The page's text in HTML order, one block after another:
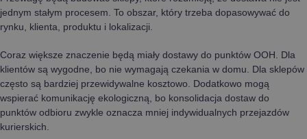
jednym stałym procesem. To obszar, który trzeba dopasowywać do
rynku, klienta, produktu i lokalizacji.
Coraz większe znaczenie będą miały dostawy do punktów OOH. Dla
klientów są wygodne, bo nie wymagają czekania w domu. Dla sklepów
często są bardziej przewidywalne kosztowo. Dodatkowo mogą
wspierać komunikację ekologiczną, bo konsolidacja dostaw do
punktów odbioru zwykle oznacza mniej indywidualnych przejazdów
kurierskich.